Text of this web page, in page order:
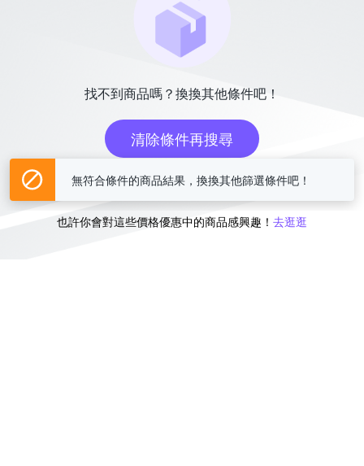
找不到商品嗎？換換其他條件吧！
清除條件再搜尋
或
也許你會對這些價格優惠中的商品感興趣！ 去逛逛
無符合條件的商品結果，換換其他篩選條件吧！